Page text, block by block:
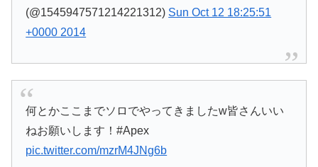
(@1545947571214221312) Sun Oct 12 18:25:51
+0000 2014
何とかここまでソロでやってきましたw皆さんいい
ねお願いします！#Apex
pic.twitter.com/mzrM4JNg6b